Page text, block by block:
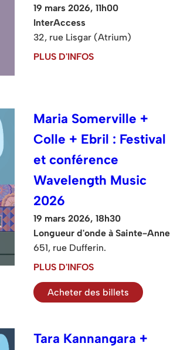
19 mars 2026, 11h00
InterAccess
32, rue Lisgar (Atrium)
PLUS D'INFOS
Maria Somerville +
Colle + Ebril : Festival
et conférence
Wavelength Music
2026
19 mars 2026, 18h30
Longueur d'onde à Sainte-Anne
651, rue Dufferin.
PLUS D'INFOS
Acheter des billets
Tara Kannangara +